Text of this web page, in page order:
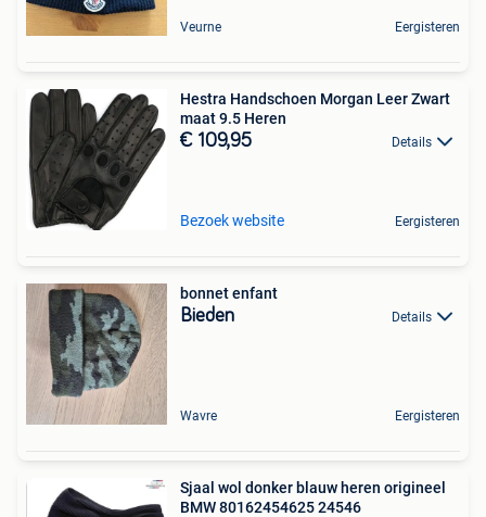
Veurne Eergisteren
Hestra Handschoen Morgan Leer Zwart
maat 9.5 Heren
€ 109,95 Details
Bezoek website Eergisteren
bonnet enfant
Bieden Details
Wavre Eergisteren
Sjaal wol donker blauw heren origineel
BMW 80162454625 24546